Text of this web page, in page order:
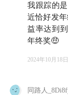
我跟踪的
近恰好发
益率达到
年终奖🤑
2024年10月18日
同路人